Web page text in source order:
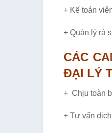
+ Kế toán
+ Quản lý rà
CÁC
ĐẠI LÝ
+ Chịu toàn
+ Tư vấn